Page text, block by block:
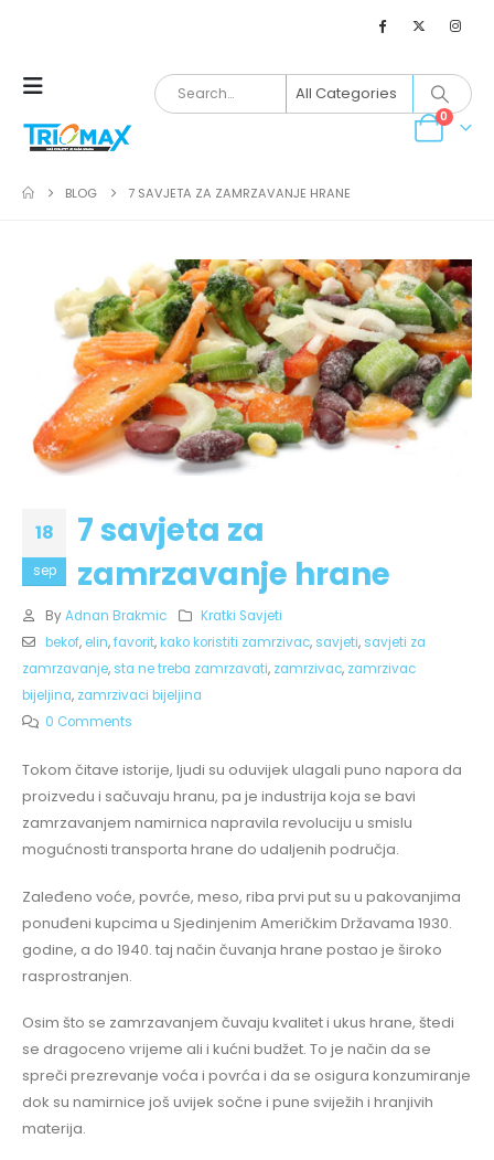
0
BLOG 7 SAVJETA ZA ZAMRZAVANJE HRANE
18
sep
7 savjeta za
zamrzavanje hrane
By Adnan Brakmic
Kratki Savjeti
bekof, elin,favorit,kako koristiti zamrzivac, savjeti, savjeti za
zamrzavanje, sta ne treba zamrzavati, zamrzivac, zamrzivac
bijeljina, zamrzivaci bijeljina
0 Comments
Tokom čitave istorije, ljudi su oduvijek ulagali puno napora da
proizvedu i sačuvaju hranu, pa je industrija koja se bavi
zamrzavanjem namirnica napravila revoluciju u smislu
mogućnosti transporta hrane do udaljenih područja.
Zaleđeno voće, povrće, meso, riba prvi put su u pakovanjima
ponuđeni kupcima u Sjedinjenim Američkim Državama 1930.
godine, a do 1940. taj način čuvanja hrane postao je široko
rasprostranjen.
Osim što se zamrzavanjem čuvaju kvalitet i ukus hrane, štedi
se dragoceno vrijeme ali i kućni budžet. To je način da se
spreči prezrevanje voća i povrća i da se osigura konzumiranje
dok su namirnice još uvijek sočne i pune sviježih i hranjivih
materija.